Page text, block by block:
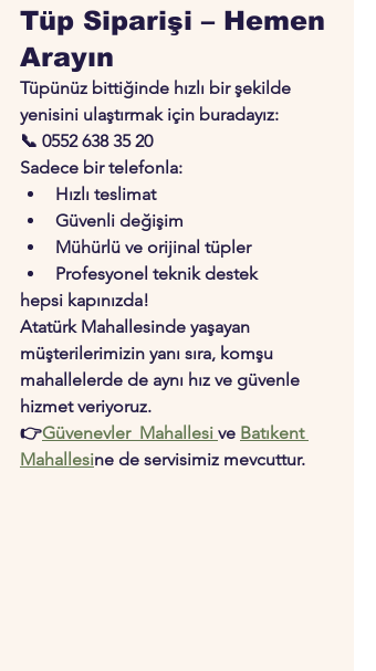
Tüp Siparişi – Hemen
Arayın
Tüpünüz bittiğinde hızlı bir şekilde
yenisini ulaştırmak için buradayız:
📞 0552 638 35 20
Sadece bir telefonla:
Hızlı teslimat
Güvenli değişim
Mühürlü ve orijinal tüpler
Profesyonel teknik destek
hepsi kapınızda!
Atatürk Mahallesinde yaşayan
müşterilerimizin yanı sıra, komşu
mahallelerde de aynı hız ve güvenle
hizmet veriyoruz.
👉Güvenevler  Mahallesi ve Batıkent
Mahallesine de servisimiz mevcuttur.